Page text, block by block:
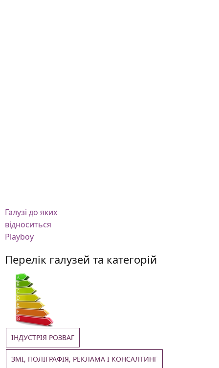
Галузі до яких
відноситься
Playboy
Перелік галузей та категорій
ІНДУСТРІЯ РОЗВАГ
ЗМІ, ПОЛІГРАФІЯ, РЕКЛАМА І КОНСАЛТИНГ